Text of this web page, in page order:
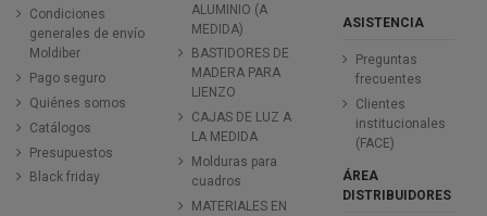
Condiciones
generales de envío
Moldiber
Pago seguro
Quiénes somos
Catálogos
Presupuestos
Black friday
ALUMINIO (A
MEDIDA)
BASTIDORES DE
MADERA PARA
LIENZO
CAJAS DE LUZ A
LA MEDIDA
Molduras para
cuadros
MATERIALES EN
ASISTENCIA
Preguntas
frecuentes
Clientes
institucionales
(FACE)
ÁREA
DISTRIBUIDORES